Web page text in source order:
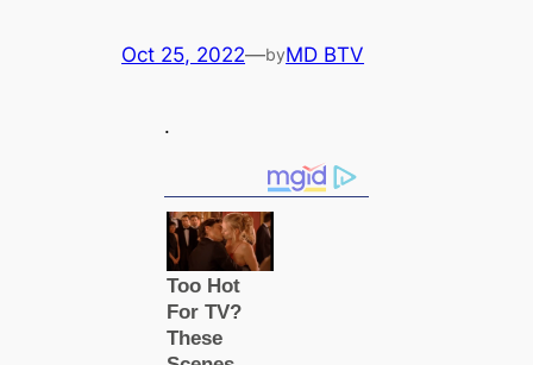
Oct 25, 2022—byMD BTV
.